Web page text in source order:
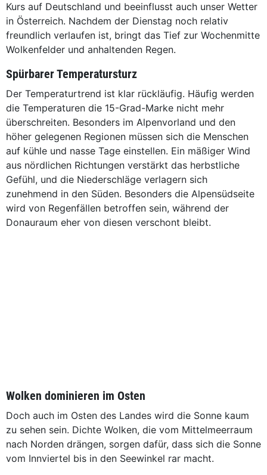
Kurs auf Deutschland und beeinflusst auch unser Wetter
in Österreich. Nachdem der Dienstag noch relativ
freundlich verlaufen ist, bringt das Tief zur Wochenmitte
Wolkenfelder und anhaltenden Regen.
Spürbarer Temperatursturz
Der Temperaturtrend ist klar rückläufig. Häufig werden
die Temperaturen die 15-Grad-Marke nicht mehr
überschreiten. Besonders im Alpenvorland und den
höher gelegenen Regionen müssen sich die Menschen
auf kühle und nasse Tage einstellen. Ein mäßiger Wind
aus nördlichen Richtungen verstärkt das herbstliche
Gefühl, und die Niederschläge verlagern sich
zunehmend in den Süden. Besonders die Alpensüdseite
wird von Regenfällen betroffen sein, während der
Donauraum eher von diesen verschont bleibt.
Wolken dominieren im Osten
Doch auch im Osten des Landes wird die Sonne kaum
zu sehen sein. Dichte Wolken, die vom Mittelmeerraum
nach Norden drängen, sorgen dafür, dass sich die Sonne
vom Innviertel bis in den Seewinkel rar macht.